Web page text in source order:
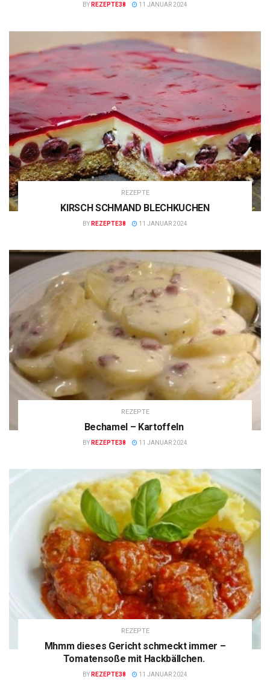
BY REZEPTE38 11 JANUAR 2024
REZEPTE
KIRSCH SCHMAND BLECHKUCHEN
BY REZEPTE38 11 JANUAR 2024
REZEPTE
Bechamel – Kartoffeln
BY REZEPTE38 11 JANUAR 2024
REZEPTE
Mhmm dieses Gericht schmeckt immer –
Tomatensoße mit Hackbällchen.
BY REZEPTE38 11 JANUAR 2024